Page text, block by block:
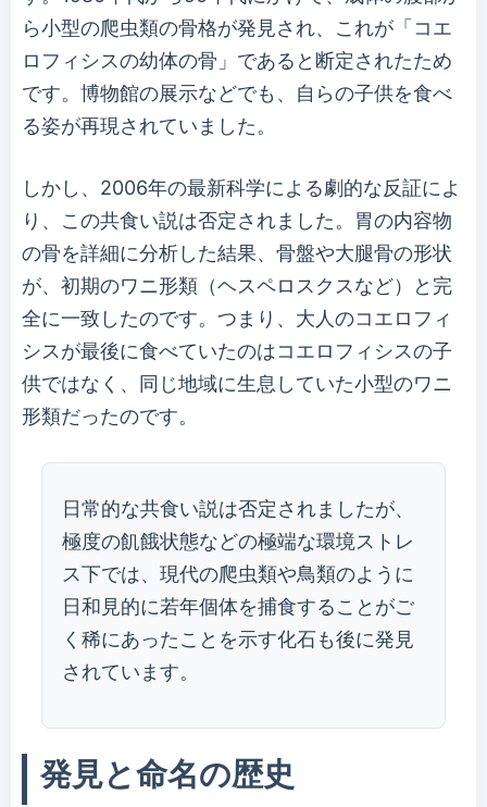
ら小型の爬虫類の骨格が発見され、これが「コエ
ロフィシスの幼体の骨」であると断定されたため
です。博物館の展示などでも、自らの子供を食べ
る姿が再現されていました。
しかし、2006年の最新科学による劇的な反証によ
り、この共食い説は否定されました。胃の内容物
の骨を詳細に分析した結果、骨盤や大腿骨の形状
が、初期のワニ形類（ヘスペロスクスなど）と完
全に一致したのです。つまり、大人のコエロフィ
シスが最後に食べていたのはコエロフィシスの子
供ではなく、同じ地域に生息していた小型のワニ
形類だったのです。
日常的な共食い説は否定されましたが、
極度の飢餓状態などの極端な環境ストレ
ス下では、現代の爬虫類や鳥類のように
日和見的に若年個体を捕食することがご
く稀にあったことを示す化石も後に発見
されています。
発見と命名の歴史